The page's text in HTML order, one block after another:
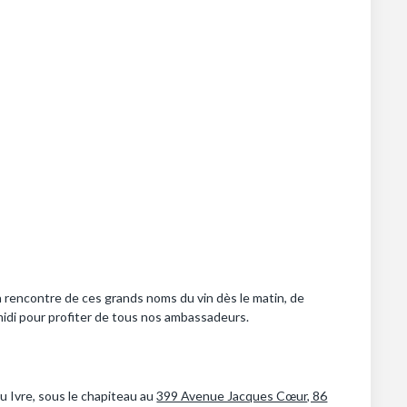
de ces grands noms du vin dès le matin, de
pour profiter de tous nos ambassadeurs.
Ivre, sous le chapiteau au399 Avenue Jacques Cœur, 86